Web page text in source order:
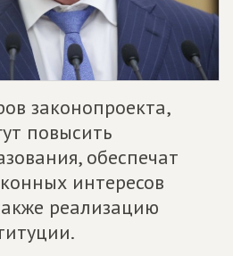
законопроекта,
повысить
обеспечат
интересов
реализацию